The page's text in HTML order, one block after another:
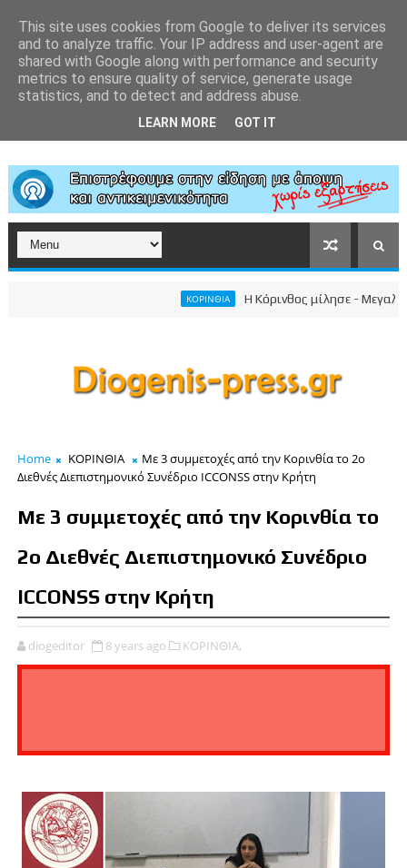
ΚΟΡΙΝΘΙΑ Η Κόρινθος μίλησε -
Home ΚΟΡΙΝΘΙΑ
Με 3 συμμετοχές από την Κορινθία το 2ο
Διεθνές Διεπιστημονικό Συνέδριο ICCONSS στην Κρήτη
Με 3 συμμετοχές από την Κορινθία το
2ο Διεθνές Διεπιστημονικό Συνέδριο
ICCONSS στην Κρήτη
diogeditor 8 years ago ΚΟΡΙΝΘΙΑ,
This site uses cookies from Google to deliver its services
and to analyze traffic. Your IP address and user-agent are
shared with Google along with performance and security
metrics to ensure quality of service, generate usage
statistics, and to detect and address abuse.
LEARN MORE GOT IT